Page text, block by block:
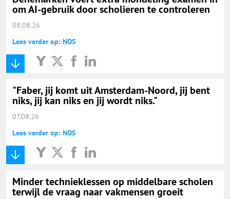
om AI-gebruik door scholieren te controleren
08.08.26
Lees verder op: NOS
"Faber, jij komt uit Amsterdam-Noord, jij bent
niks, jij kan niks en jij wordt niks."
07.08.26
Lees verder op: NOS
Minder technieklessen op middelbare scholen
terwijl de vraag naar vakmensen groeit